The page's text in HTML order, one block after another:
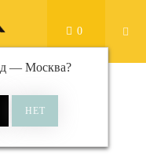
— Москва?
0